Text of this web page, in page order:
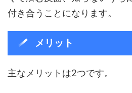
付き合うことになります。
メリット
主なメリットは2つです。